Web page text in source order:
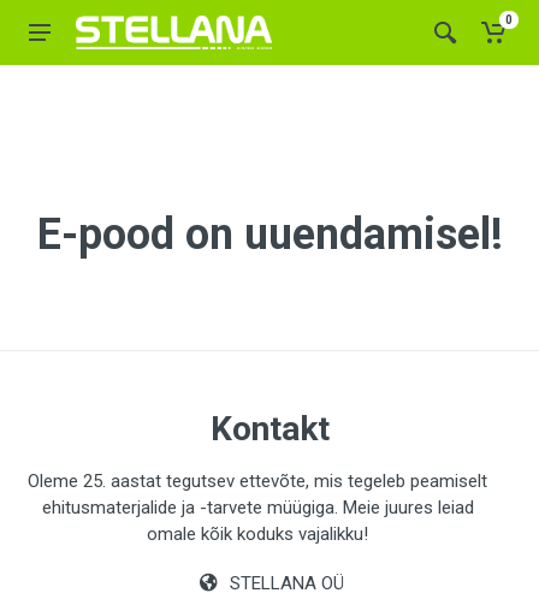
0
E-pood on uuendamisel!
Kontakt
Oleme 25. aastat tegutsev ettevõte, mis tegeleb peamiselt
ehitusmaterjalide ja -tarvete müügiga. Meie juures leiad
omale kõik koduks vajalikku!
STELLANA OÜ